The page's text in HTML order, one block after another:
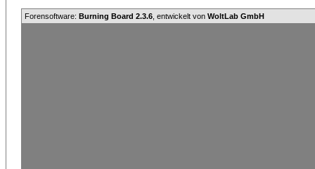
Forensoftware: Burning Board 2.3.6 , entwickelt von WoltLab GmbH